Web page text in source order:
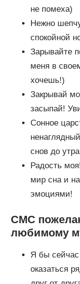
не помеха)
Нежно
спокойной
Зарывайте
меня в
хочешь!)
Закрывай
засыпай!
Сонное
снов до
Радость
мир сна и
эмоциями!
CМС
любимому
Я бы сейчас
оказаться